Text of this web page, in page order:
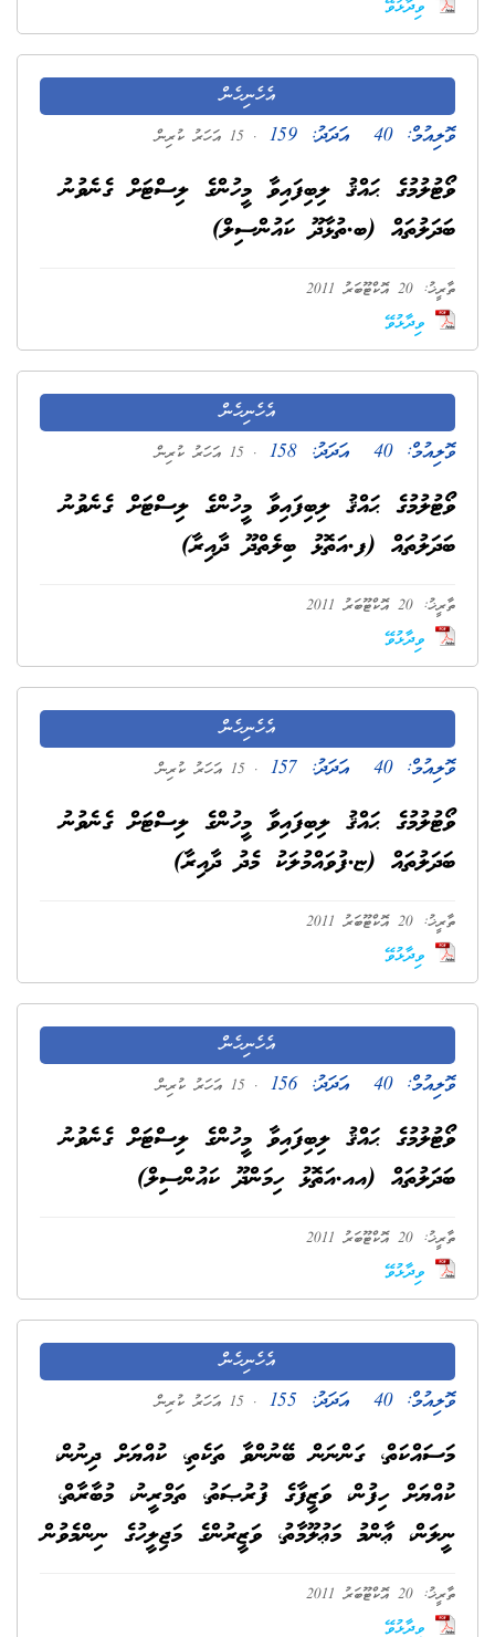
ވިދާޅުވޭ
އެހެނިހެން
ވޮލިއުމް:40 އަދަދު: 159 . 15 އަހަރު ކުރިން
ވޯޓުލުމުގެ ޙައްޤު ލިބިފައިވާ މީހުންގެ ލިސްޓަށް ގެނެވުނު
ބަދަލުތައް (ބ.ތުޅާދޫ ކައުންސިލް)
ތާރީޚު: 20 އޮކްޓޫބަރު 2011
ވިދާޅުވޭ
އެހެނިހެން
ވޮލިއުމް:40 އަދަދު: 158 . 15 އަހަރު ކުރިން
ވޯޓުލުމުގެ ޙައްޤު ލިބިފައިވާ މީހުންގެ ލިސްޓަށް ގެނެވުނު
ބަދަލުތައް (ފ.އަތޮޅު ބިލެތްދޫ ދާއިރާ)
ތާރީޚު: 20 އޮކްޓޫބަރު 2011
ވިދާޅުވޭ
އެހެނިހެން
ވޮލިއުމް:40 އަދަދު: 157 . 15 އަހަރު ކުރިން
ވޯޓުލުމުގެ ޙައްޤު ލިބިފައިވާ މީހުންގެ ލިސްޓަށް ގެނެވުނު
ބަދަލުތައް (ޏ.ފުވައްމުލަކު މެދު ދާއިރާ)
ތާރީޚު: 20 އޮކްޓޫބަރު 2011
ވިދާޅުވޭ
އެހެނިހެން
ވޮލިއުމް:40 އަދަދު:156 . 15 އަހަރު ކުރިން
ވޯޓުލުމުގެ ޙައްޤު ލިބިފައިވާ މީހުންގެ ލިސްޓަށް ގެނެވުނު
ބަދަލުތައް (އއ.އަތޮޅު ހިމަންދޫ ކައުންސިލް)
ތާރީޚު: 20 އޮކްޓޫބަރު 2011
ވިދާޅުވޭ
އެހެނިހެން
ވޮލިއުމް:40 އަދަދު: 155 . 15 އަހަރު ކުރިން
މަސައްކަތް، ގަންނަން ބޭނުންވާ ތަކެތި، ކުއްޔަށް ދިނުން،
ކުއްޔަށް ހިފުން، ވަޒީފާގެ ފުރުޞަތު، ތަމްރީނު، މުބާރާތް،
ނީލަން، ޢާންމު މަޢުލޫމާތު، ވަޒީރުންގެ މަޖިލީހުގެ ނިންމެވުން
ތާރީޚު: 20 އޮކްޓޫބަރު 2011
ވިދާޅުވޭ